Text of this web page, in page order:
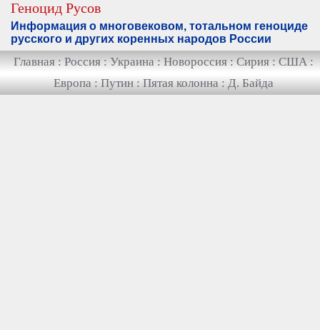
Геноцид Русов
Информация о многовековом, тотальном геноциде
русского и других коренных народов России
Главная : Россия : Украина : Новороссия : Сирия : США :
Европа : Путин : Пятая колонна : Д. Байда